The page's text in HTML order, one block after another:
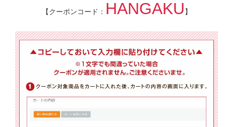
【クーポンコード： HANGAKU 】